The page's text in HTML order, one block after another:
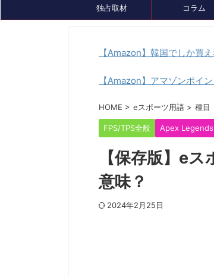
独占取材 コラム
【Amazon】韓国でしか買
【Amazon】アマゾンポイ
HOME > eスポーツ用語 > 種目
FPS/TPS全般 Apex Legends
【保存版】e
意味？
2024年2月25日
『